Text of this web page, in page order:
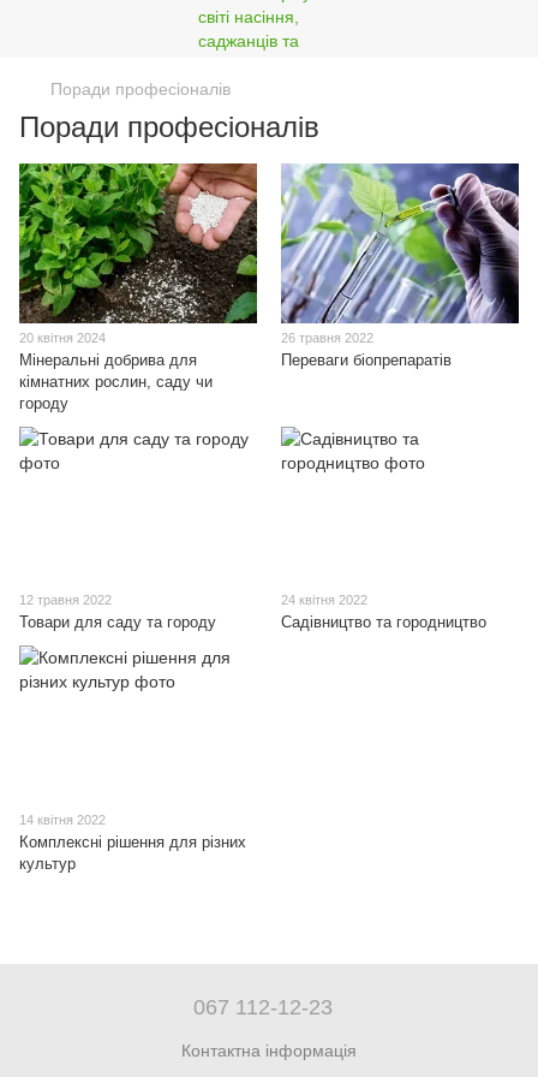
Поради професіоналів
Поради професіоналів
20 квітня 2024
Мінеральні добрива для
кімнатних рослин, саду чи
городу
26 травня 2022
Переваги біопрепаратів
12 травня 2022
Товари для саду та городу
24 квітня 2022
Садівництво та городництво
14 квітня 2022
Комплексні рішення для різних
культур
067 112-12-23
Контактна інформація